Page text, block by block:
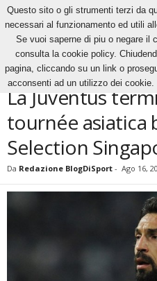
News
La Juventus termina la
Singapore
NEWS
La Juventus
tournée asiatica
Selection
Da Redazione BlogDiSport - Ago 16,
Questo sito o gli strumenti terzi da
necessari al funzionamento ed utili
Se vuoi saperne di piu o negare il
consulta la cookie policy.
pagina, cliccando su un link o
acconsenti ad un utilizzo dei cookie.